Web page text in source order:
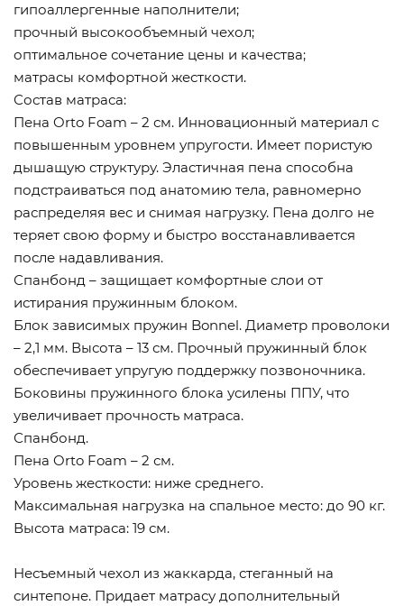
гипоаллергенные наполнители;
прочный высокообъемный чехол;
оптимальное сочетание цены и качества;
матрасы комфортной жесткости.
Состав матраса:
Пена Orto Foam – 2 см. Инновационный материал с
повышенным уровнем упругости. Имеет пористую
дышащую структуру. Эластичная пена способна
подстраиваться под анатомию тела, равномерно
распределяя вес и снимая нагрузку. Пена долго не
теряет свою форму и быстро восстанавливается
после надавливания.
Спанбонд – защищает комфортные слои от
истирания пружинным блоком.
Блок зависимых пружин Bonnel. Диаметр проволоки
– 2,1 мм. Высота – 13 см. Прочный пружинный блок
обеспечивает упругую поддержку позвоночника.
Боковины пружинного блока усилены ППУ, что
увеличивает прочность матраса.
Спанбонд.
Пена Orto Foam – 2 см.
Уровень жесткости: ниже среднего.
Максимальная нагрузка на спальное место: до 90 кг.
Высота матраса: 19 см.
Несъемный чехол из жаккарда, стеганный на
синтепоне. Придает матрасу дополнительный